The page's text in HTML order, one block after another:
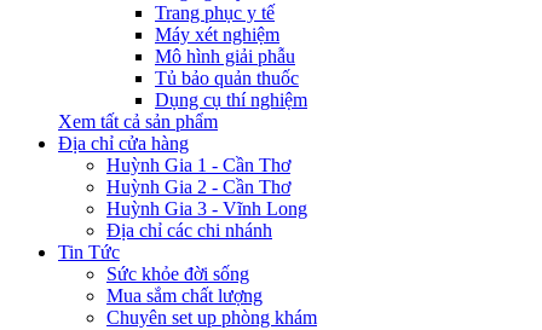
Trang phục y tế
Máy xét nghiệm
Mô hình giải phẫu
Tủ bảo quản thuốc
Dụng cụ thí nghiệm
Xem tất cả sản phẩm
Địa chỉ cửa hàng
Huỳnh Gia 1 - Cần Thơ
Huỳnh Gia 2 - Cần Thơ
Huỳnh Gia 3 - Vĩnh Long
Địa chỉ các chi nhánh
Tin Tức
Sức khỏe đời sống
Mua sắm chất lượng
Chuyên set up phòng khám